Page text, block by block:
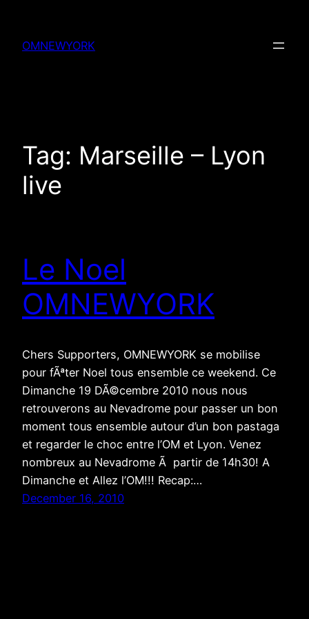
content
OMNEWYORK
Tag: Marseille – Lyon
live
Le Noel
OMNEWYORK
Chers Supporters, OMNEWYORK se mobilise
pour fÃªter Noel tous ensemble ce weekend. Ce
Dimanche 19 DÃ©cembre 2010 nous nous
retrouverons au Nevadrome pour passer un bon
moment tous ensemble autour d’un bon pastaga
et regarder le choc entre l’OM et Lyon. Venez
nombreux au Nevadrome Ã partir de 14h30! A
Dimanche et Allez l’OM!!! Recap:…
December 16, 2010